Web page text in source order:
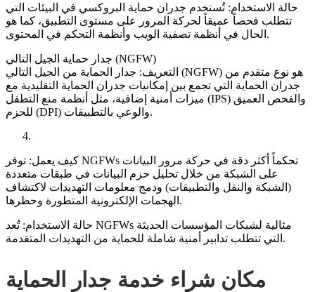
حالة الاستخدام: تُستخدم جدران حماية البروكسي في البيئات التي
تتطلب فحصاً عميقاً لحركة المرور على مستوى التطبيق، كما هو
الحال في أنظمة تصفية الويب وأنظمة التحكم في المحتوى.
جدار حماية الجيل التالي (NGFW)
التعريف: جدار الحماية من الجيل التالي (NGFW) هو نوع متقدم من
جدران الحماية التي تجمع بين إمكانيات جدران الحماية التقليدية مع
ميزات أمنية إضافية، مثل أنظمة منع التطفل (IPS) والفحص العميق
للحزم (DPI) والوعي بالتطبيقات.
كيف يعمل: توفر NGFWs تحكماً أكثر دقة في حركة مرور البيانات
على الشبكة من خلال تحليل حزم البيانات في طبقات متعددة
(الشبكة والنقل والتطبيقات) ودمج معلومات التهديدات لاكتشاف
الهجمات الإلكترونية المتطورة وحظرها.
حالة الاستخدام: تُعد NGFWs مثالية لشبكات المؤسسات الحديثة
التي تتطلب تدابير أمنية شاملة للحماية من التهديدات المتقدمة.
مكان شراء خدمة جدار الحماية